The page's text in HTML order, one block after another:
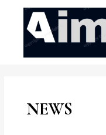
springen
NEWS